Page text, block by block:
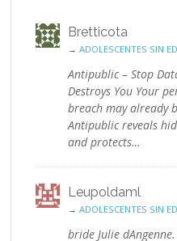
Bretticota
→ ADOLESCENTES SIN
Antipublic – Stop
Destroys You Your
breach may already
Antipublic reveals
and protects…
Leupoldaml
→ ADOLESCENTES SIN
bride Julie dAngenne.